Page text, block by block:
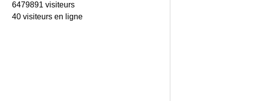
6479891 visiteurs
40 visiteurs en ligne